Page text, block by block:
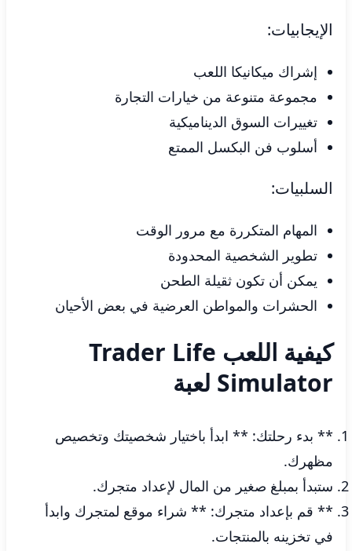
الإيجابيات:
إشراك ميكانيكا اللعب
مجموعة متنوعة من خيارات التجارة
تغييرات السوق الديناميكية
أسلوب فن البكسل الممتع
السلبيات:
المهام المتكررة مع مرور الوقت
تطوير الشخصية المحدودة
يمكن أن تكون ثقيلة الطحن
الحشرات والمواطن العرضية في بعض الأحيان
كيفية اللعب Trader Life
Simulator لعبة
** بدء رحلتك: ** ابدأ باختيار شخصيتك وتخصيص
مظهرك.
ستبدأ بمبلغ صغير من المال لإعداد متجرك.
** قم بإعداد متجرك: ** شراء موقع لمتجرك وابدأ
في تخزينه بالمنتجات.